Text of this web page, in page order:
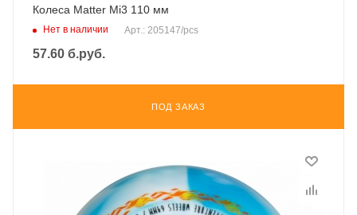
Колеса Matter Mi3 110 мм
Нет в наличии Арт.: 205147/pcs
57.60 б.руб.
ПОД ЗАКАЗ